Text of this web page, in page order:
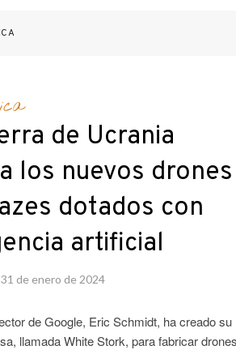
de Ucrania
los nuevos drones
dotados con
artificial
31 de enero de 2024
de Google, Eric Schmidt, ha creado su
llamada White Stork, para fabricar